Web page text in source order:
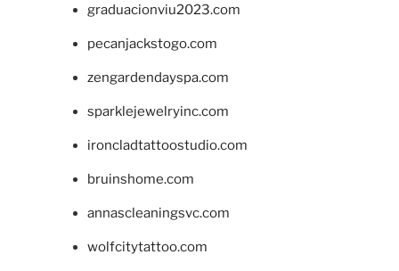
graduacionviu2023.com
pecanjackstogo.com
zengardendayspa.com
sparklejewelryinc.com
ironcladtattoostudio.com
bruinshome.com
annascleaningsvc.com
wolfcitytattoo.com